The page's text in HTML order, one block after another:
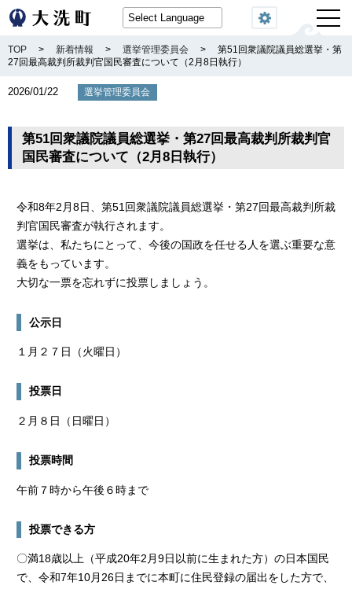
閲覧機能
TOP > 新着情報 > 選挙管理委員会 >
第51回衆議院議員総選挙・第
27回最高裁判所裁判官国民審査について（2月8日執行）
2026/01/22 選挙管理委員会
第51回衆議院議員総選挙・第27回最高裁判所裁判官
国民審査について（2月8日執行）
令和8年2月8日、第51回衆議院議員総選挙・第27回最高裁判所裁
判官国民審査が執行されます。
選挙は、私たちにとって、今後の国政を任せる人を選ぶ重要な意
義をもっています。
大切な一票を忘れずに投票しましょう。
公示日
１月２７日（火曜日）
投票日
２月８日（日曜日）
投票時間
午前７時から午後６時まで
投票できる方
〇満18歳以上（平成20年2月9日以前に生まれた方）の日本国民
で、令和7年10月26日までに本町に住民登録の届出をした方で、